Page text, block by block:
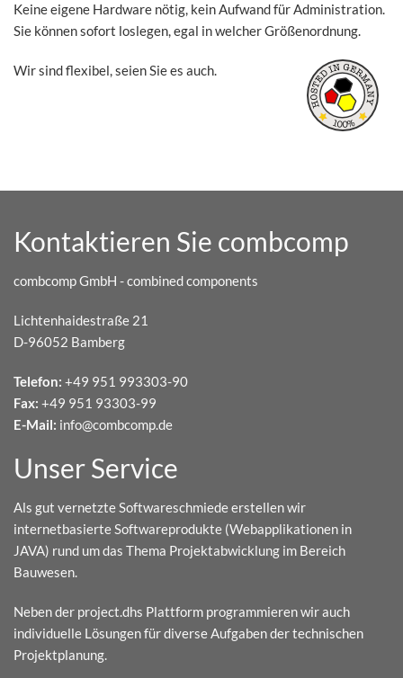
Keine eigene Hardware nötig, kein Aufwand für Administration.
Sie können sofort loslegen, egal in welcher Größenordnung.
Wir sind flexibel, seien Sie es auch.
Kontaktieren Sie combcomp
combcomp GmbH - combined components
Lichtenhaidestraße 21
D-96052 Bamberg
Telefon: +49 951 993303-90
Fax: +49 951 93303-99
E-Mail: info@combcomp.de
Unser Service
Als gut vernetzte Softwareschmiede erstellen wir
internetbasierte Softwareprodukte (Webapplikationen in
JAVA) rund um das Thema Projektabwicklung im Bereich
Bauwesen.
Neben der project.dhs Plattform programmieren wir auch
individuelle Lösungen für diverse Aufgaben der technischen
Projektplanung.